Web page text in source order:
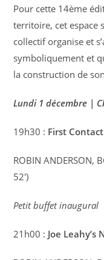
Pour cette 14ème
territoire, cet espace
collectif organise et
symboliquement et
la construction de
Lundi 1 décembre |
19h30 : First Contact
ROBIN ANDERSON,
52′)
Petit buffet inaugural
21h00 : Joe Leahy’s